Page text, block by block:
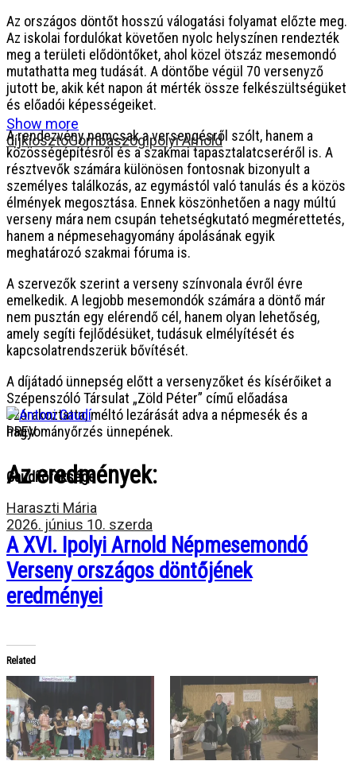
Az országos döntőt hosszú válogatási folyamat előzte meg.
Az iskolai fordulókat követően nyolc helyszínen rendezték
meg a területi elődöntőket, ahol közel ötszáz mesemondó
mutathatta meg tudását. A döntőbe végül 70 versenyző
jutott be, akik két napon át mérték össze felkészültségüket
és előadói képességeiket.
A rendezvény nemcsak a versengésről szólt, hanem a
közösségépítésről és a szakmai tapasztalatcseréről is. A
résztvevők számára különösen fontosnak bizonyult a
személyes találkozás, az egymástól való tanulás és a közös
élmények megosztása. Ennek köszönhetően a nagy múltú
verseny mára nem csupán tehetségkutató megmérettetés,
hanem a népmesehagyomány ápolásának egyik
meghatározó szakmai fóruma is.
A szervezők szerint a verseny színvonala évről évre
emelkedik. A legjobb mesemondók számára a döntő már
nem pusztán egy elérendő cél, hanem olyan lehetőség,
amely segíti fejlődésüket, tudásuk elmélyítését és
kapcsolatrendszerük bővítését.
A díjátadó ünnepség előtt a versenyzőket és kísérőiket a
Szépenszóló Társulat „Zöld Péter” című előadása
szórakoztatta, méltó lezárását adva a népmesék és a
hagyományőrzés ünnepének.
Az eredmények:
A XVI. Ipolyi Arnold Népmesemondó
Verseny országos döntőjének
eredményei
Related
Show more
díjkiosztóGombaszögIpolyi Arnold
PREV
Gaudí öröksége
Haraszti Mária
2026. június 10. szerda